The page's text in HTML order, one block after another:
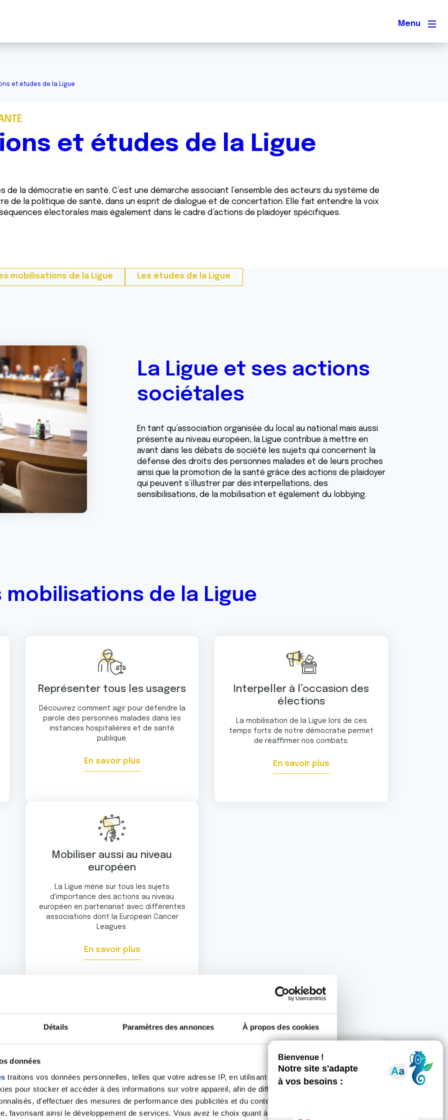
Détails Paramètres des annonces À propos des cookies
données
traitons vos données personnelles, telles que votre adresse IP, en utilisant des
pour stocker et accéder à des informations sur votre appareil, afin de diffuser des
d'effectuer des mesures de performance des publicités et du contenu, ainsi que de
favorisant ainsi le développement de services. Vous avez le choix quant à l'utilisation de
Menu
et études de la Ligue
et études de la Ligue
de la démocratie en santé. C’est une démarche associant l’ensemble des acteurs du système de
de la politique de santé, dans un esprit de dialogue et de concertation. Elle fait entendre la voix
électorales mais également dans le cadre d’actions de plaidoyer spécifiques.
mobilisations de la Ligue Les études de la Ligue
La Ligue et ses actions
sociétales
En tant qu’association organisée du local au national mais aussi
présente au niveau européen, la Ligue contribue à mettre en
avant dans les débats de société les sujets qui concernent la
défense des droits des personnes malades et de leurs proches
ainsi que la promotion de la santé grâce des actions de plaidoyer
qui peuvent s’illustrer par des interpellations, des
sensibilisations, de la mobilisation et également du lobbying.
mobilisations de la Ligue
Représenter tous les usagers
Découvrez comment agir pour défendre la
parole des personnes malades dans les
instances hospitalières et de santé
publique.
En savoir plus
Interpeller à l’occasion des
élections
La mobilisation de la Ligue lors de ces
temps forts de notre démocratie permet
de réaffirmer nos combats.
En savoir plus
Mobiliser aussi au niveau
européen
La Ligue mène sur tous les sujets
d'importance des actions au niveau
européen en partenariat avec différentes
associations dont la European Cancer
Leagues.
En savoir plus
à vous mobiliser à nos côtés ?
écrire ou à entrer en contact avec le comité de votre département !